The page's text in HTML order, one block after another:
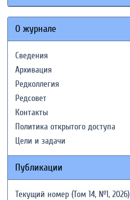
О журнале
Сведения
Архивация
Редколлегия
Редсовет
Контакты
Политика открытого доступа
Цели и задачи
Публикации
Текущий номер (Том 14, №1, 2026)